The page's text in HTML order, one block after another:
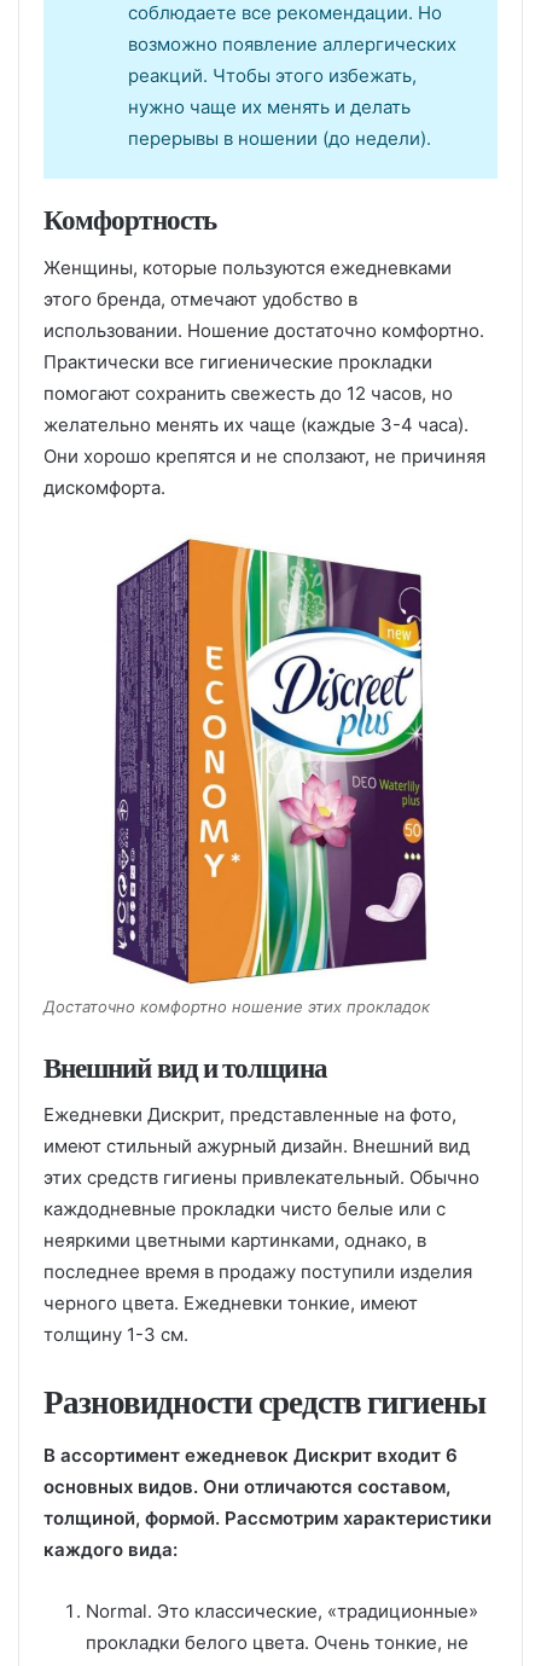
соблюдаете все рекомендации. Но
возможно появление аллергических
реакций. Чтобы этого избежать,
нужно чаще их менять и делать
перерывы в ношении (до недели).
Комфортность
Женщины, которые пользуются ежедневками
этого бренда, отмечают удобство в
использовании. Ношение достаточно комфортно.
Практически все гигиенические прокладки
помогают сохранить свежесть до 12 часов, но
желательно менять их чаще (каждые 3-4 часа).
Они хорошо крепятся и не сползают, не причиняя
дискомфорта.
Достаточно комфортно ношение этих прокладок
Внешний вид и толщина
Ежедневки Дискрит, представленные на фото,
имеют стильный ажурный дизайн. Внешний вид
этих средств гигиены привлекательный. Обычно
каждодневные прокладки чисто белые или с
неяркими цветными картинками, однако, в
последнее время в продажу поступили изделия
черного цвета. Ежедневки тонкие, имеют
толщину 1-3 см.
Разновидности средств гигиены
В ассортимент ежедневок Дискрит входит 6
основных видов. Они отличаются составом,
толщиной, формой. Рассмотрим характеристики
каждого вида:
Normal. Это классические, «традиционные»
прокладки белого цвета. Очень тонкие, не